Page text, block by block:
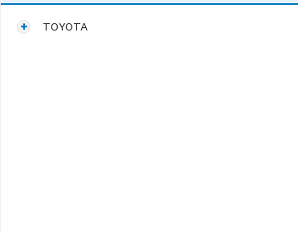
TOYOTA